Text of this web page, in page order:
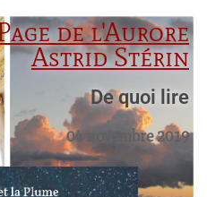
de l'Aurore
Astrid Stérin
De quoi lire
04 novembre 2019